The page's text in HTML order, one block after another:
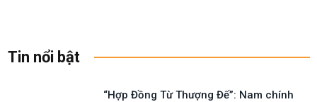
Tin nổi bật
“Hợp Đồng Từ Thượng Đế”: Nam chính